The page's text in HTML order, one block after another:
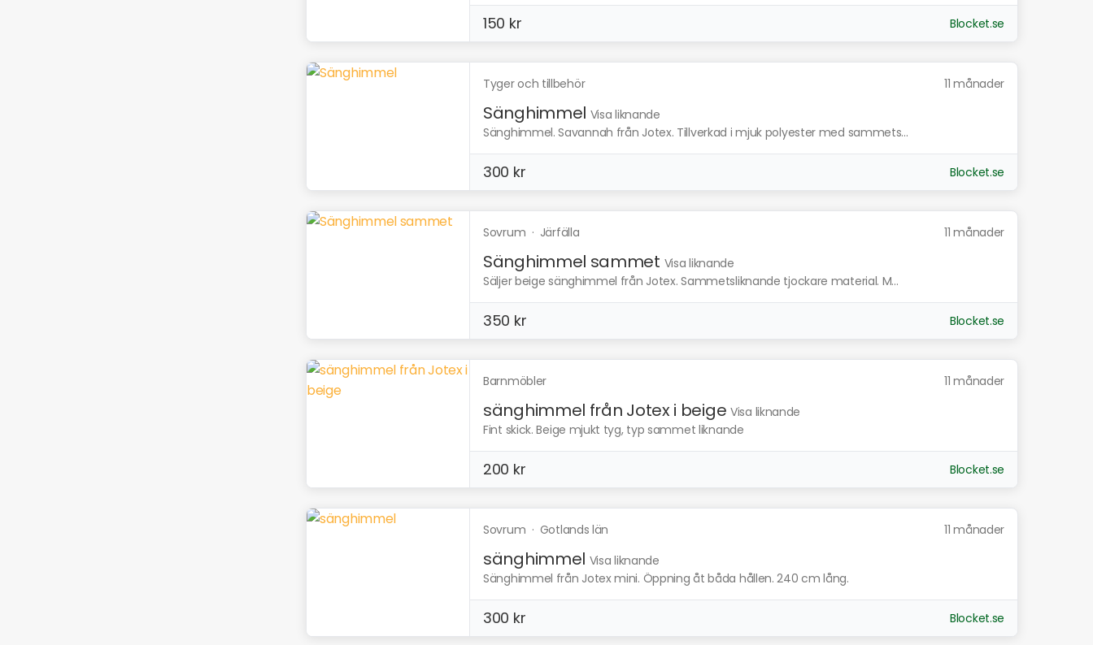
150 kr Blocket.se
Tyger och tillbehör 11 månader
Sänghimmel Visa liknande
Sänghimmel. Savannah från Jotex. Tillverkad i mjuk polyester med sammets...
300 kr Blocket.se
Sovrum · Järfälla 11 månader
Sänghimmel sammet Visa liknande
Säljer beige sänghimmel från Jotex. Sammetsliknande tjockare material. M...
350 kr Blocket.se
Barnmöbler 11 månader
sänghimmel från Jotex i beige Visa liknande
Fint skick. Beige mjukt tyg, typ sammet liknande
200 kr Blocket.se
Sovrum · Gotlands län 11 månader
sänghimmel Visa liknande
Sänghimmel från Jotex mini. Öppning åt båda hållen. 240 cm lång.
300 kr Blocket.se